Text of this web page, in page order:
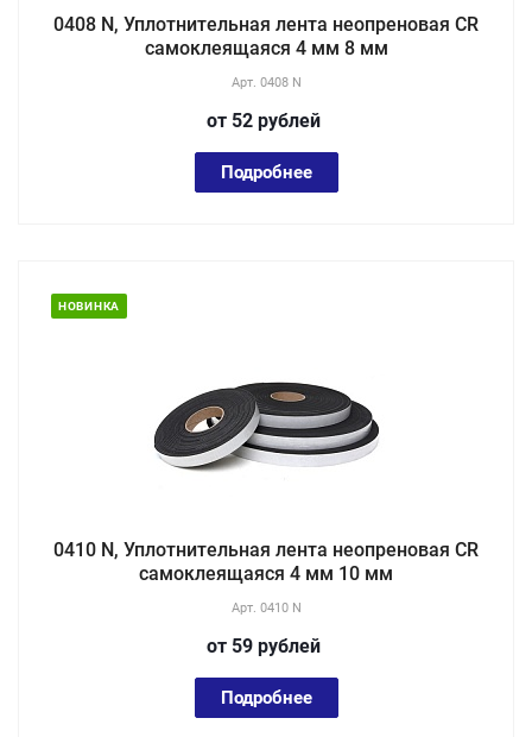
0408 N, Уплотнительная лента неопреновая CR
самоклеящаяся 4 мм 8 мм
Арт. 0408 N
от 52 рублей
Подробнее
НОВИНКА
0410 N, Уплотнительная лента неопреновая CR
самоклеящаяся 4 мм 10 мм
Арт. 0410 N
от 59 рублей
Подробнее